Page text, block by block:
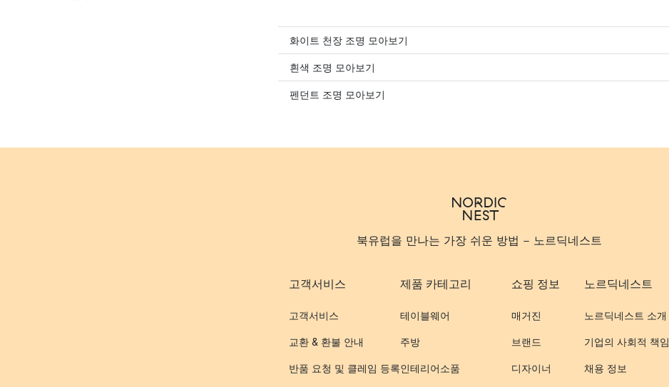
화이트 천장 조명 모아보기
흰색 조명 모아보기
펜던트 조명 모아보기
북유럽을 만나는 가장 쉬운 방법 - 노르딕네스트
고객서비스
고객서비스
교환 & 환불 안내
반품 요청 및 클레임 등록
제품 카테고리
테이블웨어
주방
인테리어소품
쇼핑 정보
매거진
브랜드
디자이너
노르딕네스트
노르딕네스트 소개
기업의 사회적 책임
채용 정보